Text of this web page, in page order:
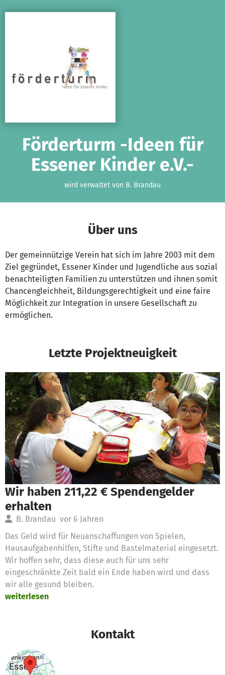
Förderturm -Ideen für
Essener Kinder e.V.-
wird verwaltet von B. Brandau
Über uns
Der gemeinnützige Verein hat sich im Jahre 2003 mit dem
Ziel gegründet, Essener Kinder und Jugendliche aus sozial
benachteiligten Familien zu unterstützen und ihnen somit
Chancengleichheit, Bildungsgerechtigkeit und eine faire
Möglichkeit zur Integration in unsere Gesellschaft zu
ermöglichen.
Letzte Projektneuigkeit
Wir haben 211,22 € Spendengelder
erhalten
B. Brandau vor 6 Jahren
Das Geld wird für Neuanschaffungen von Spielen,
Hausaufgabenhilfen, Stifte und Bastelmaterial eingesetzt.
Wir hoffen sehr, dass diese auch für uns sehr
eingeschränkte Zeit bald ein Ende haben wird und dass
wir alle gesund bleiben.
weiterlesen
Kontakt